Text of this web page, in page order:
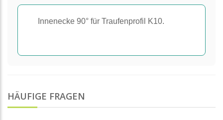
Innenecke 90° für Traufenprofil K10.
HÄUFIGE FRAGEN